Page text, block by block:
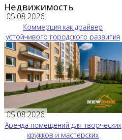
Недвижимость
05.08.2026
Коммерция как драйвер
устойчивого городского развития
05.08.2026
Аренда помещений для творческих
кружков и мастерских